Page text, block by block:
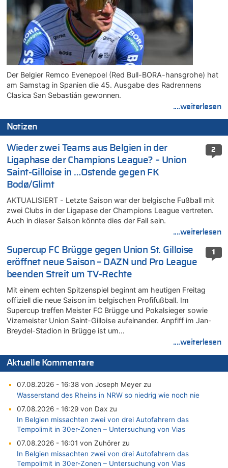
Der Belgier Remco Evenepoel (Red Bull-BORA-hansgrohe) hat
am Samstag in Spanien die 45. Ausgabe des Radrennens
Clasica San Sebastián gewonnen.
....weiterlesen
Notizen
2
Wieder zwei Teams aus Belgien in der
Ligaphase der Champions League? – Union
Saint-Gilloise in …Ostende gegen FK
Bodø/Glimt
AKTUALISIERT - Letzte Saison war der belgische Fußball mit
zwei Clubs in der Ligapase der Champions League vertreten.
Auch in dieser Saison könnte dies der Fall sein.
....weiterlesen
1
Supercup FC Brügge gegen Union St. Gilloise
eröffnet neue Saison – DAZN und Pro League
beenden Streit um TV-Rechte
Mit einem echten Spitzenspiel beginnt am heutigen Freitag
offiziell die neue Saison im belgischen Profifußball. Im
Supercup treffen Meister FC Brügge und Pokalsieger sowie
Vizemeister Union Saint-Gilloise aufeinander. Anpfiff im Jan-
Breydel-Stadion in Brügge ist um…
....weiterlesen
Aktuelle Kommentare
07.08.2026 - 16:38 von Joseph Meyer zu
Wasserstand des Rheins in NRW so niedrig wie noch nie
07.08.2026 - 16:29 von Dax zu
In Belgien missachten zwei von drei Autofahrern das
Tempolimit in 30er-Zonen – Untersuchung von Vias
07.08.2026 - 16:01 von Zuhörer zu
In Belgien missachten zwei von drei Autofahrern das
Tempolimit in 30er-Zonen – Untersuchung von Vias